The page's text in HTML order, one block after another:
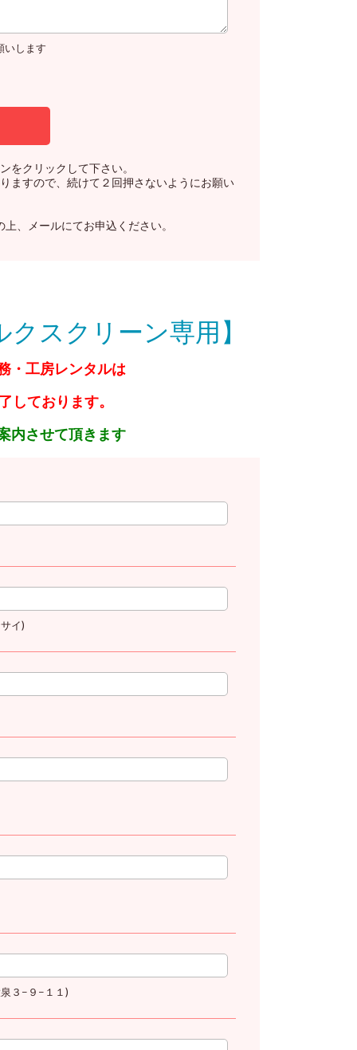
します
をクリックして下さい。
ますので、続けて２回押さないようにお願い
、メールにてお申込ください。
スクリーン専用】
・工房レンタルは
しております。
内させて頂きます
イ)
３−９−１１)